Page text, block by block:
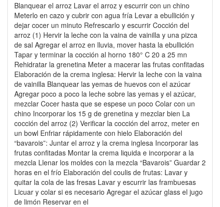
Blanquear el arroz Lavar el arroz y escurrir con un chino
Meterlo en cazo y cubrir con agua fría Levar a ebullición y
dejar cocer un minuto Refrescarlo y escurrir Cocción del
arroz (1) Hervir la leche con la vaina de vainilla y una pizca
de sal Agregar el arroz en lluvia, mover hasta la ebullición
Tapar y terminar la cocción al horno 180° C 20 a 25 mn
Rehidratar la grenetina Meter a macerar las frutas confitadas
Elaboración de la crema inglesa: Hervir la leche con la vaina
de vainilla Blanquear las yemas de huevos con el azúcar
Agregar poco a poco la leche sobre las yemas y el azúcar,
mezclar Cocer hasta que se espese un poco Colar con un
chino Incorporar los 15 g de grenetina y mezclar bien La
cocción del arroz (2) Verificar la cocción del arroz, meter en
un bowl Enfriar rápidamente con hielo Elaboración del
“bavarois”: Juntar el arroz y la crema inglesa Incorporar las
frutas confitadas Montar la crema liquida e incorporar a la
mezcla Llenar los moldes con la mezcla “Bavarois” Guardar 2
horas en el frío Elaboración del coulis de frutas: Lavar y
quitar la cola de las fresas Lavar y escurrir las frambuesas
Licuar y colar si es necesario Agregar el azúcar glass el jugo
de limón Reservar en el